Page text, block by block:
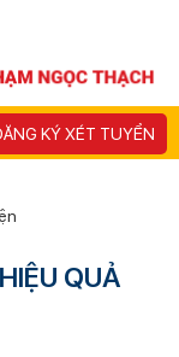
KÝ XÉT TUYỂN
QUẢ